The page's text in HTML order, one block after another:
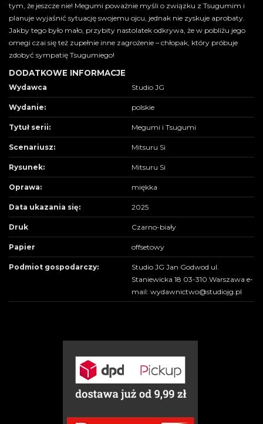
tym, że jeszcze nie! Megumi poważnie myśli o związku z Tsugumim i
planuje wyjaśnić sytuację swojemu ojcu, jednak nie zyskuje aprobaty.
Jakby tego było mało, przybity nastolatek odkrywa, że w pobliżu jego
omegi czai się też zupełnie inne zagrożenie – chłopak, który próbuje
zdobyć sympatię Tsugumiego!
DODATKOWE INFORMACJE
Wydawca Studio JG
Wydanie: polskie
Tytuł serii: Megumi i Tsugumi
Scenariusz: Mitsuru Si
Rysunek: Mitsuru Si
Oprawa: miękka
Data ukazania się: 2025
Druk Czarno-biały
Papier offsetowy
Podmiot gospodarczy:
Studio JG Jan Godwod ul.
Staniewicka 18 03-310 Warszawa e-
mail: wydawnictwo@studiojg.pl